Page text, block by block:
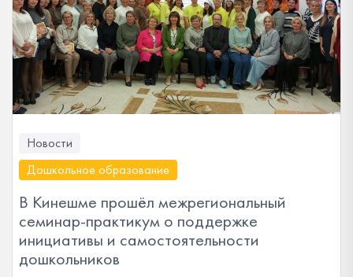
Новости
Дошкольное образование
В Кинешме прошёл межрегиональный
семинар-практикум о поддержке
инициативы и самостоятельности
дошкольников